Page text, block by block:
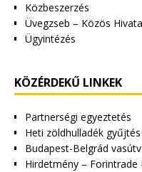
Közbeszerzés
Üvegzseb – Közös
Ügyintézés
KÖZÉRDEKŰ LINKEK
Partnerségi egyeztetés
Heti zöldhulladék
Budapest-Belgrád
Hirdetmény – Forintrade